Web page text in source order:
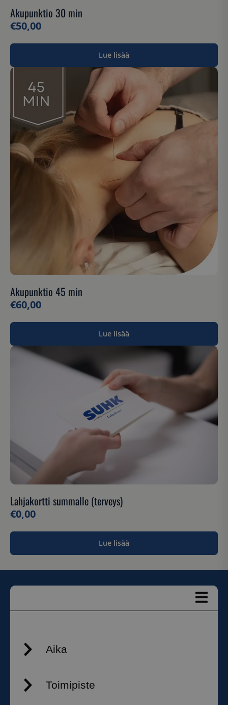
Akupunktio 30 min
€50,00
Lue lisää
Akupunktio 45 min
€60,00
Lue lisää
Lahjakortti summalle (terveys)
€0,00
Lue lisää